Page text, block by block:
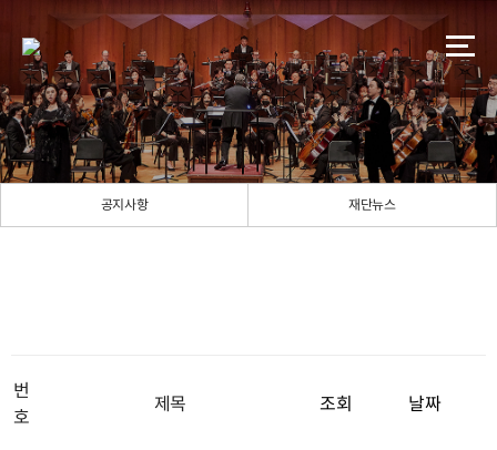
공지사항 재단뉴스
번
호
제목 조회 날짜